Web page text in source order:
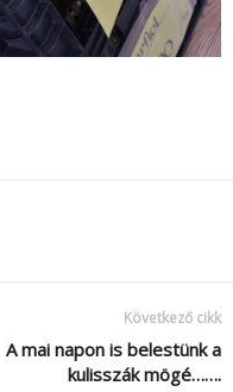
Következő cikk
A mai napon is belestünk a
kulisszák mögé…….